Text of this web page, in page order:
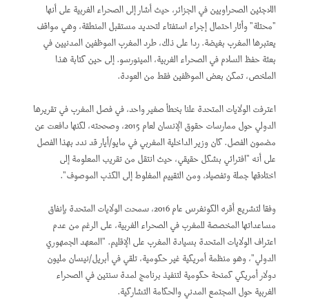
اللاجئين الصحراويين في الجزائر، حيث أشار إلى الصحراء الغربية على أنها
"محتلة" وأثار احتمال إجراء استفتاء لتحديد مستقبل المنطقة، وهي مواقف
يعتبرها المغرب بغيضة. ردا على ذلك، طرد المغرب الموظفين المدنيين في
بعثة حفظ السلام في الصحراء الغربية، المينورسو. إلى حين كتابة هذا
الملخص، تمكن بعض الموظفين فقط من العودة.
اعترفت الولايات المتحدة علنا بخطأ صغير واحد، في فصل المغرب في تقريرها
الدولي حول ممارسات حقوق الإنسان لعام 2015، وصححته، لكنها دافعت عن
مضمون الفصل. كان وزير الداخلية المغربي في مايو/أيار قد ندد بهذا الفصل
على أنه "افترائي بشكل حقيقي، حيث انتقل من تقريب المعلومة إلى
اختلاقها جملة وتفصيلا، ومن التقييم المغلوط إلى الكذب الموصوف".
وفقا لتشريع أقره الكونغرس عام 2016، سمحت الولايات المتحدة بإنفاق
مساعداتها المخصصة للمغرب في الصحراء الغربية، على الرغم من عدم
اعتراف الولايات المتحدة بسيادة المغرب على الإقليم. "المعهد الجمهوري
الدولي"، وهو منظمة أمريكية غير حكومية، تلقي في أبريل/نيسان مليون
دولار أمريكي كمنحة حكومية لتنفيذ برنامج لمدة سنتين في الصحراء
الغربية حول المجتمع المدني والحكامة التشاركية.